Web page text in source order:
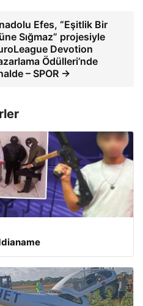
Efes, “Eşitlik Bir
Sığmaz” projesiyle
Devotion
Ödülleri’nde
– SPOR →